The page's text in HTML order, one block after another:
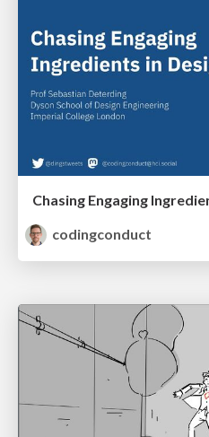
Chasing Engaging
codingconduct